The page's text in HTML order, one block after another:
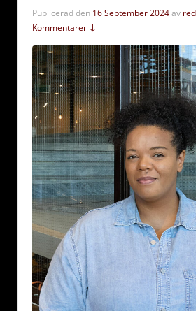
Publicerad den 16 September 2024av
Kommentarer ↓